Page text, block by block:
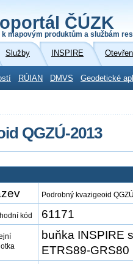
ČÚZK
k mapovým produktům a službám
Služby INSPIRE
RÚIAN DMVS Geodetické
QGZÚ-2013
Podrobný kvazigeoid
kód 61171
buňka INSPIRE
ETRS89-GRS80